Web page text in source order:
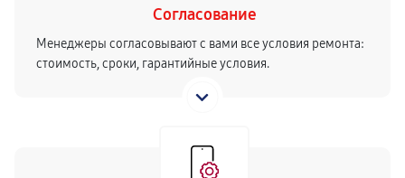
Согласование
Менеджеры согласовывают с вами все условия ремонта:
стоимость, сроки, гарантийные условия.